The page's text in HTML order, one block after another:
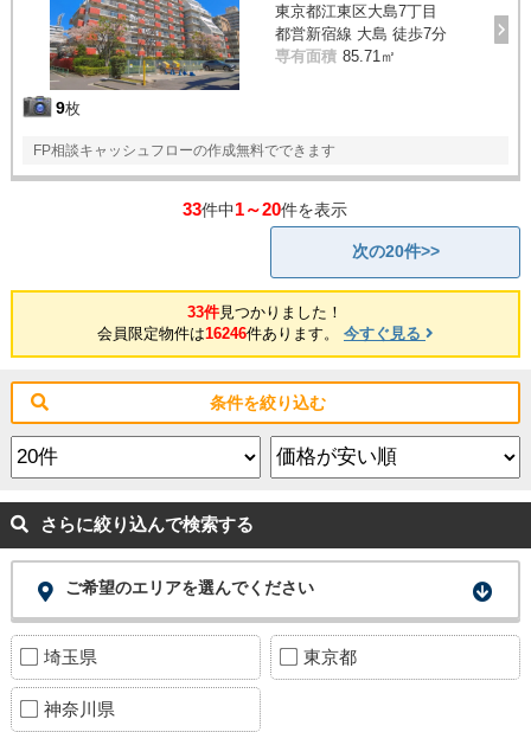
9枚
東京都江東区大島7丁目
都営新宿線 大島 徒歩7分
専有面積 85.71㎡
FP相談キャッシュフローの作成無料でできます
33件中1～20件を表示
次の20件>>
33件見つかりました！
会員限定物件は16246件あります。 今すぐ見る
条件を絞り込む
さらに絞り込んで検索する
ご希望のエリアを選んでください
埼玉県 東京都
神奈川県